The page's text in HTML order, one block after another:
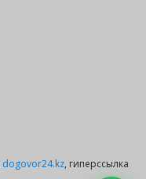
dogovor24.kz, гиперссылка